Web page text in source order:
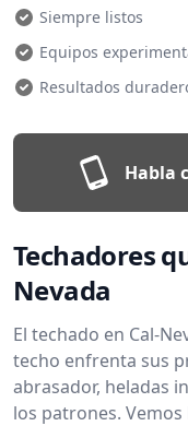
Siempre listos
Equipos
Resultados
Habla
Techadores
Nevada
El techado en Cal-
techo enfrenta sus
abrasador, heladas
los patrones.